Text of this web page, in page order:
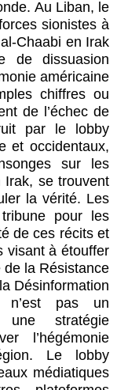
Au Liban, le
sionistes à
Chaabi en Irak
de dissuasion
américaine.
chiffres ou
de l’échec de
par le lobby
et occidentaux,
sur les
Irak, se trouvent
la vérité. Les
pour les
de ces récits et
visant à étouffer
de la Résistance.
Désinformation ?
n’est pas un
une stratégie
l’hégémonie
Le lobby
médiatiques